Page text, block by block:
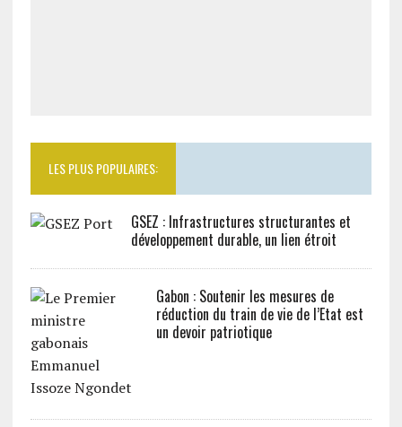
LES PLUS POPULAIRES:
GSEZ : Infrastructures structurantes et
développement durable, un lien étroit
Gabon : Soutenir les mesures de
réduction du train de vie de l’Etat est
un devoir patriotique